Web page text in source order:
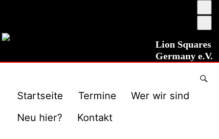
Lion Squares
Germany e.V.
Startseite Termine
Wer wir sind
Neu hier?
Kontakt